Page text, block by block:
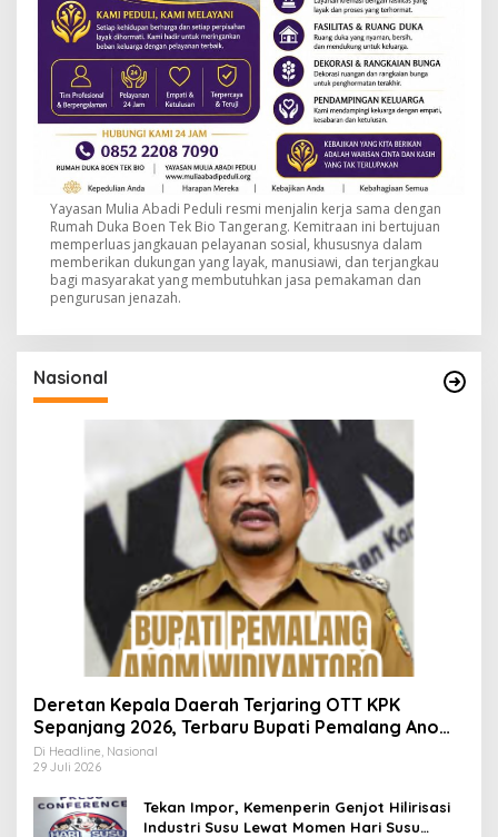
Yayasan Mulia Abadi Peduli resmi menjalin kerja sama dengan
Rumah Duka Boen Tek Bio Tangerang. Kemitraan ini bertujuan
memperluas jangkauan pelayanan sosial, khususnya dalam
memberikan dukungan yang layak, manusiawi, dan terjangkau
bagi masyarakat yang membutuhkan jasa pemakaman dan
pengurusan jenazah.
Nasional
Deretan Kepala Daerah Terjaring OTT KPK
Sepanjang 2026, Terbaru Bupati Pemalang Anom
Widiyantoro
Di Headline, Nasional
29 Juli 2026
Tekan Impor, Kemenperin Genjot Hilirisasi
Industri Susu Lewat Momen Hari Susu